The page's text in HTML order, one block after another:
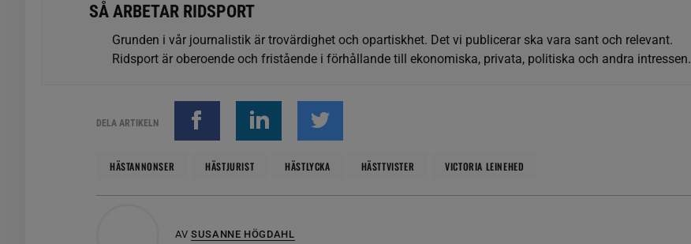
SÅ ARBETAR RIDSPORT
Grunden i vår journalistik är trovärdighet och opartiskhet. Det vi publicerar ska vara sant och relevant.
Ridsport är oberoende och fristående i förhållande till ekonomiska, privata, politiska och andra intressen.
DELA ARTIKELN
HÄSTANNONSER HÄSTJURIST HÄSTLYCKA HÄSTTVISTER VICTORIA LEINEHED
AV SUSANNE HÖGDAHL